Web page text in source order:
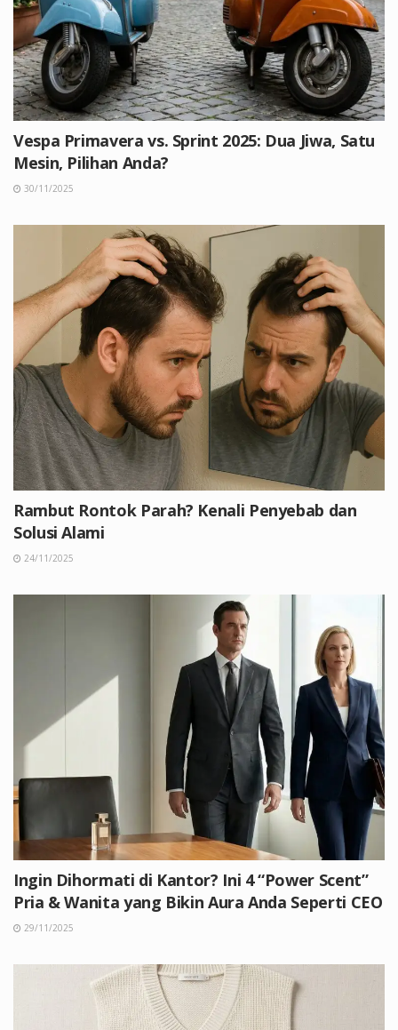
Vespa Primavera vs. Sprint 2025: Dua Jiwa, Satu
Mesin, Pilihan Anda?
30/11/2025
Rambut Rontok Parah? Kenali Penyebab dan
Solusi Alami
24/11/2025
Ingin Dihormati di Kantor? Ini 4 “Power Scent”
Pria & Wanita yang Bikin Aura Anda Seperti CEO
29/11/2025